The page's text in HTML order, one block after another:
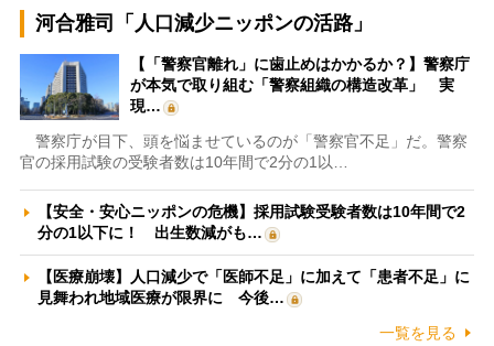
河合雅司「人口減少ニッポンの活路」
【「警察官離れ」に歯止めはかかるか？】警察庁
が本気で取り組む「警察組織の構造改革」 実
現…
警察庁が目下、頭を悩ませているのが「警察官不足」だ。警察
官の採用試験の受験者数は10年間で2分の1以…
【安全・安心ニッポンの危機】採用試験受験者数は10年間で2
分の1以下に！ 出生数減がも…
【医療崩壊】人口減少で「医師不足」に加えて「患者不足」に
見舞われ地域医療が限界に 今後…
一覧を見る